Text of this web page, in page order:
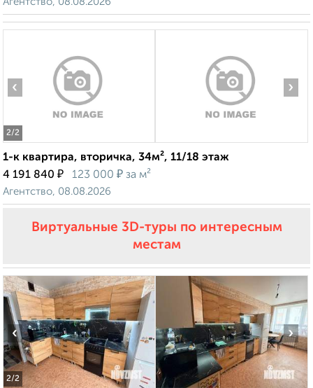
2/2
‹ ›
1-к квартира, вторичка, 34м², 11/18 этаж
4 191 840 ₽ 123 000 ₽ за м²
Агентство, 08.08.2026
Виртуальные 3D-туры по интересным
местам
2/2
‹ ›